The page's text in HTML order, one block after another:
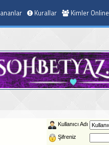
Kurallar Kimler Online
Kullanıcı Adı
Şifreniz